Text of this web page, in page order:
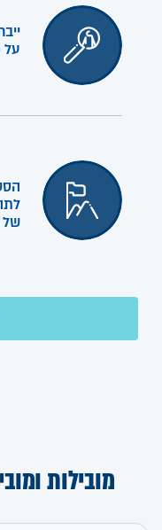
על
של 3 חודשים
מובילות